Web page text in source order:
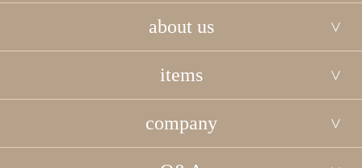
about us
items
company